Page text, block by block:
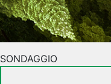
SONDAGGIO